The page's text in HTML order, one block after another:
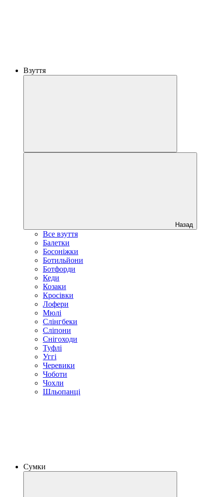
Взуття
Назад
Все взуття
Балетки
Босоніжки
Ботильйони
Ботфорди
Кеди
Козаки
Кросівки
Лофери
Мюлі
Слінгбеки
Сліпони
Снігоходи
Туфлі
Уггі
Черевики
Чоботи
Чохли
Шльопанці
Сумки